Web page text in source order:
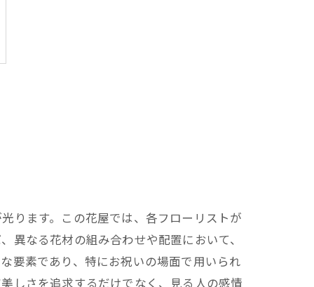
ります。この花屋では、各フローリストが
なる花材の組み合わせや配置において、
要素であり、特にお祝いの場面で用いられ
しさを追求するだけでなく、見る人の感情